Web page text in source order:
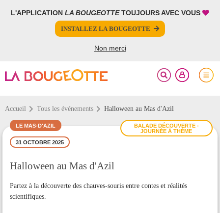
L'APPLICATION LA BOUGEOTTETOUJOURS AVEC VOUS
INSTALLEZ LA BOUGEOTTE
Non merci
Accueil Tous les événements Halloween au Mas d'Azil
BALADE DÉCOUVERTE -
JOURNÉE À THÈME
LE MAS-D'AZIL
31 OCTOBRE 2025
Halloween au Mas d'Azil
Partez à la découverte des chauves-souris entre contes et réalités
scientifiques.
FERMER
PARTAGER
FERMER
Votre inscription à la newsletter a été effectuée.